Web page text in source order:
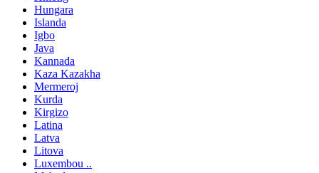
Hungara
Islanda
Igbo
Java
Kannada
Kaza Kazakha
Mermeroj
Kurda
Kirgizo
Latina
Latva
Litova
Luxembou ..